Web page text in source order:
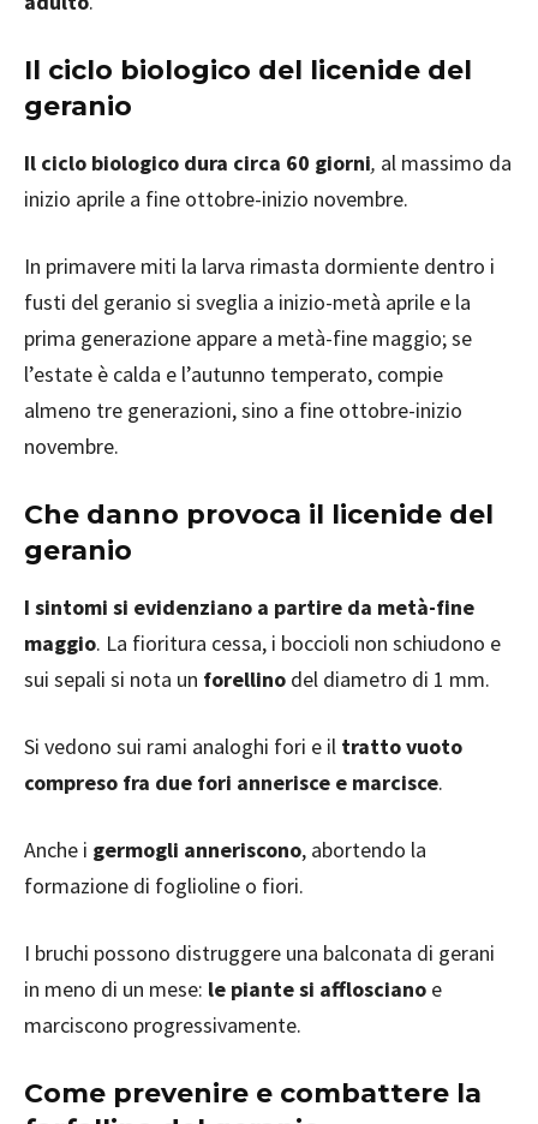
Il ciclo biologico del licenide del
geranio
Il ciclo biologico dura circa 60 giorni, al massimo da
inizio aprile a fine ottobre-inizio novembre.
In primavere miti la larva rimasta dormiente dentro i
fusti del geranio si sveglia a inizio-metà aprile e la
prima generazione appare a metà-fine maggio; se
l’estate è calda e l’autunno temperato, compie
almeno tre generazioni, sino a fine ottobre-inizio
novembre.
Che danno provoca il licenide del
geranio
I sintomi si evidenziano a partire da metà-fine
maggio. La fioritura cessa, i boccioli non schiudono e
sui sepali si nota un forellino del diametro di 1 mm.
Si vedono sui rami analoghi fori e il tratto vuoto
compreso fra due fori annerisce e marcisce.
Anche i germogli anneriscono, abortendo la
formazione di foglioline o fiori.
I bruchi possono distruggere una balconata di gerani
in meno di un mese: le piante si afflosciano e
marciscono progressivamente.
Come prevenire e combattere la